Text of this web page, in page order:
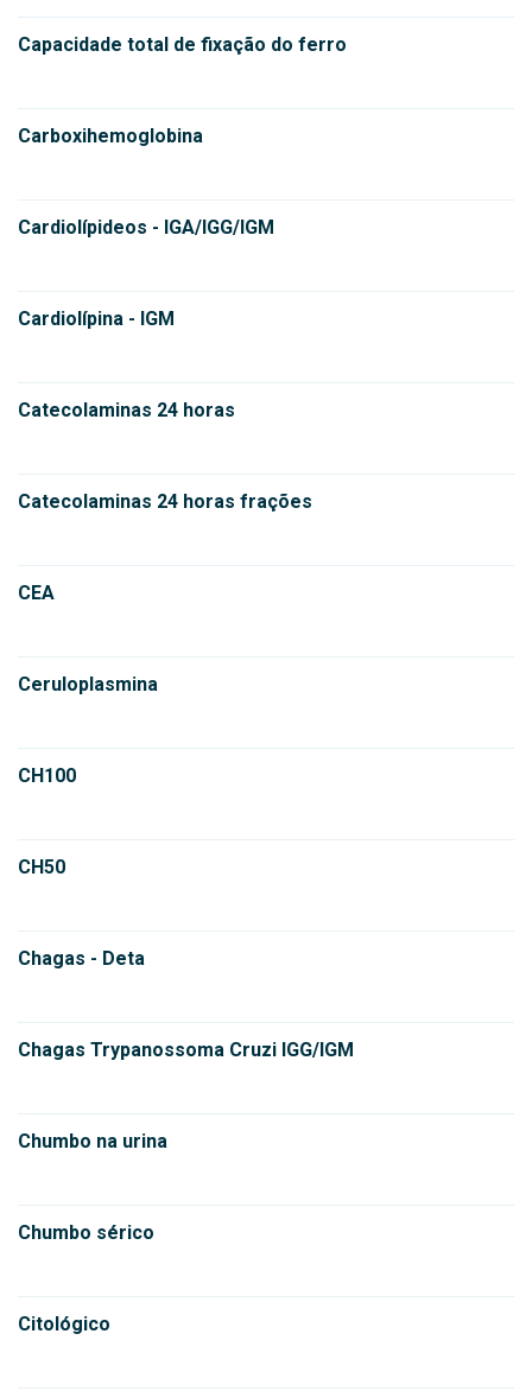
Capacidade total de fixação do ferro
Carboxihemoglobina
Cardiolípideos - IGA/IGG/IGM
Cardiolípina - IGM
Catecolaminas 24 horas
Catecolaminas 24 horas frações
CEA
Ceruloplasmina
CH100
CH50
Chagas - Deta
Chagas Trypanossoma Cruzi IGG/IGM
Chumbo na urina
Chumbo sérico
Citológico